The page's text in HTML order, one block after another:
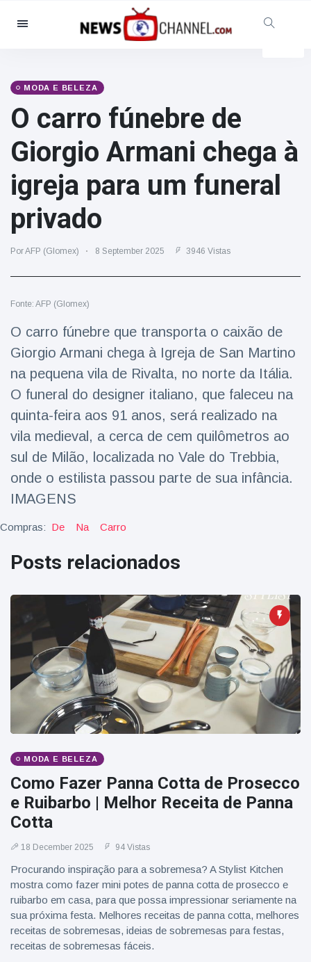
Categorias
Social & Diversão
Cinema & TV
(81)
Celebridades
(13938)
Moda e Beleza
(122)
Automóveis & Motor
Comida e bebida
Jogos
(160)
Notícias mais recentes
A 'fuga' de
algemas do
mágico faz a
plateia rir
16 July 183 Vistas
Conservacionistas
primeiro tapir de
zoológico do
Reino Unido em 14
Homem da Flórida
de um carro em
movimento
MODA E BELEZA
O carro fúnebre de
Giorgio Armani chega à
igreja para um funeral
privado
Por AFP (Glomex) 8 September 2025 3946 Vistas
Fonte: AFP (Glomex)
O carro fúnebre que transporta o caixão de
Giorgio Armani chega à Igreja de San Martino
na pequena vila de Rivalta, no norte da Itália.
O funeral do designer italiano, que faleceu na
quinta-feira aos 91 anos, será realizado na
vila medieval, a cerca de cem quilômetros ao
sul de Milão, localizada no Vale do Trebbia,
onde o estilista passou parte de sua infância.
IMAGENS
Compras: De Na Carro
Posts relacionados
MODA E BELEZA
Como Fazer Panna Cotta de Prosecco
e Ruibarbo | Melhor Receita de Panna
Cotta
18 December 2025 94 Vistas
Procurando inspiração para a sobremesa? A Stylist Kitchen
mostra como fazer mini potes de panna cotta de prosecco e
ruibarbo em casa, para que possa impressionar seriamente na
sua próxima festa. Melhores receitas de panna cotta, melhores
receitas de sobremesas, ideias de sobremesas para festas,
receitas de sobremesas fáceis.